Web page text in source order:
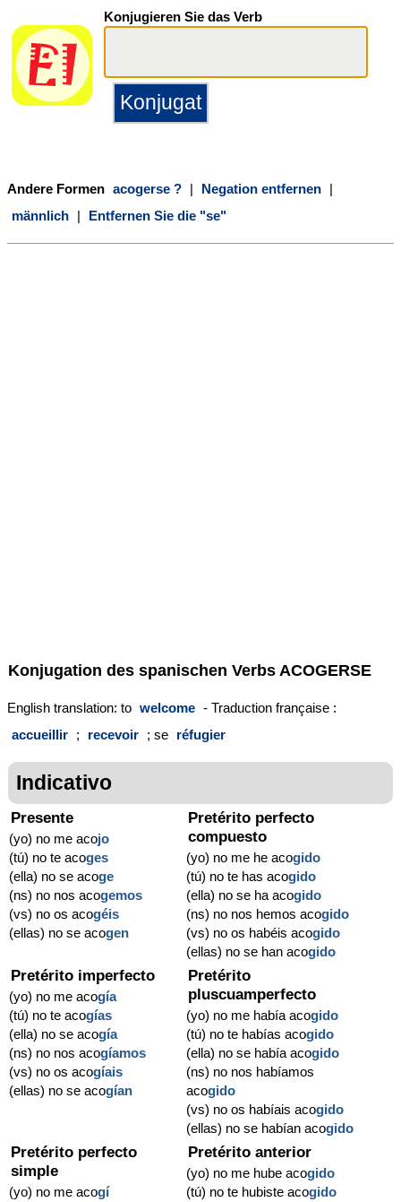
Konjugieren Sie das Verb
Andere Formen acogerse ? | Negation entfernen |
männlich | Entfernen Sie die "se"
Konjugation des spanischen Verbs ACOGERSE
English translation: to welcome - Traduction française :
accueillir ; recevoir ; se réfugier
Indicativo
Presente
(yo) no me acojo
(tú) no te acoges
(ella) no se acoge
(ns) no nos acogemos
(vs) no os acogéis
(ellas) no se acogen
Pretérito perfecto
compuesto
(yo) no me he acogido
(tú) no te has acogido
(ella) no se ha acogido
(ns) no nos hemos acogido
(vs) no os habéis acogido
(ellas) no se han acogido
Pretérito imperfecto
(yo) no me acogía
(tú) no te acogías
(ella) no se acogía
(ns) no nos acogíamos
(vs) no os acogíais
(ellas) no se acogían
Pretérito
pluscuamperfecto
(yo) no me había acogido
(tú) no te habías acogido
(ella) no se había acogido
(ns) no nos habíamos
acogido
(vs) no os habíais acogido
(ellas) no se habían acogido
Pretérito perfecto
simple
(yo) no me acogí
Pretérito anterior
(yo) no me hube acogido
(tú) no te hubiste acogido